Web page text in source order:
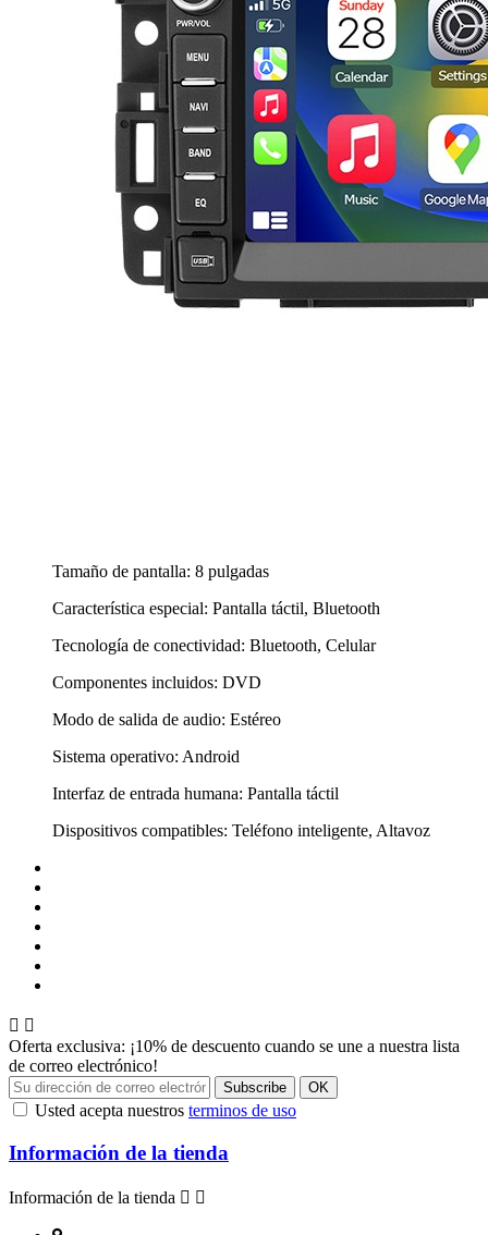
Tamaño de pantalla: 8 pulgadas
Característica especial: Pantalla táctil, Bluetooth
Tecnología de conectividad: Bluetooth, Celular
Componentes incluidos: DVD
Modo de salida de audio: Estéreo
Sistema operativo: Android
Interfaz de entrada humana: Pantalla táctil
Dispositivos compatibles: Teléfono inteligente, Altavoz
 
Oferta exclusiva: ¡10% de descuento cuando se une a nuestra lista
de correo electrónico!
Usted acepta nuestros terminos de uso
Información de la tienda
Información de la tienda  